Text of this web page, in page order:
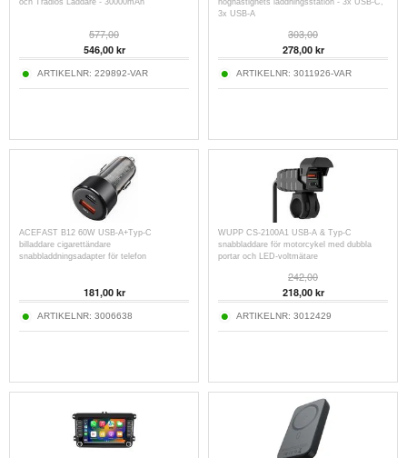
och Trådlös Laddare - 30000mAh
577,00
546,00kr
ARTIKELNR: 229892-VAR
höghastighets laddningsstation - 3x USB-C,
3x USB-A
303,00
278,00kr
ARTIKELNR: 3011926-VAR
ACEFAST B12 60W USB-A+Typ-C
billaddare cigarettändare
snabbladdningsadapter för telefon
181,00kr
ARTIKELNR: 3006638
WUPP CS-2100A1 USB-A & Typ-C
snabbladdare för motorcykel med dubbla
portar och LED-voltmätare
242,00
218,00kr
ARTIKELNR: 3012429